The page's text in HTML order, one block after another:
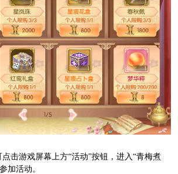
击游戏屏幕上方“活动”按钮，进入“青梅煮
加活动。